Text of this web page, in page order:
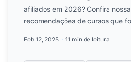
afiliados em 2026? Confira
recomendações de cursos que
Feb 12, 2025 11 min de leitura